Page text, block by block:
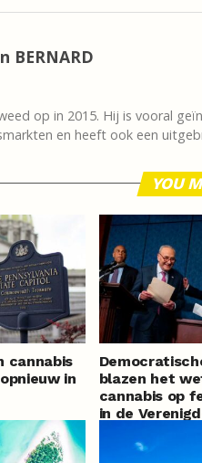
BERNARD
op in 2015. Hij is vooral
en heeft ook een
YOU
cannabis
in
blazen het
cannabis op
in de
legaliseren